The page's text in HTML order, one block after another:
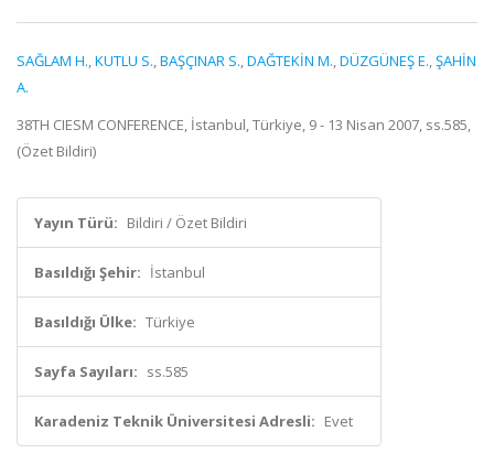
SAĞLAM H.,KUTLU S.,BAŞÇINAR S.,DAĞTEKİN M.,DÜZGÜNEŞ E.,ŞAHİN
A.
38TH CIESM CONFERENCE, İstanbul, Türkiye, 9 - 13 Nisan 2007, ss.585,
(Özet Bildiri)
Yayın Türü: Bildiri / Özet Bildiri
Basıldığı Şehir: İstanbul
Basıldığı Ülke: Türkiye
Sayfa Sayıları: ss.585
Karadeniz Teknik Üniversitesi Adresli: Evet